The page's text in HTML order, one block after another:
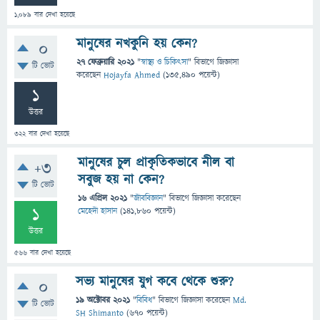
1,089 বার দেখা হয়েছে
0
টি ভোট
1
উত্তর
322বার দেখা হয়েছে
মানুষের নখকুনি হয় কেন?
27 ফেব্রুয়ারি 2021 "স্বাস্থ্য ও চিকিৎসা" বিভাগে জিজ্ঞাসা
করেছেনHojayfa Ahmed (135,490 পয়েন্ট)
+3
টি ভোট
1
উত্তর
566 বার দেখা হয়েছে
মানুষের চুল প্রাকৃতিকভাবে নীল বা
সবুজ হয় না কেন?
16 এপ্রিল 2021 "জীববিজ্ঞান" বিভাগে জিজ্ঞাসাকরেছেন
মেহেদী হাসান (141,860 পয়েন্ট)
0
টি ভোট
সভ্য মানুষের যুগ কবে থেকে শুরু?
19 অক্টোবর 2021 "বিবিধ" বিভাগে জিজ্ঞাসাকরেছেনMd.
SH Shimanto (670 পয়েন্ট)